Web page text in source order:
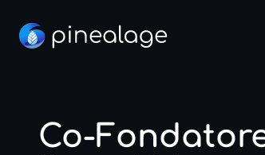
Co-